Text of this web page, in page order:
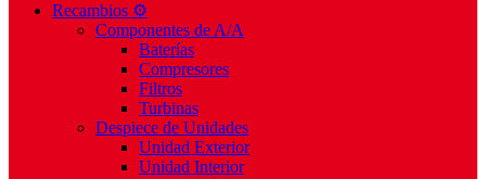
Recambios ⚙️
Componentes de A/A
Baterías
Compresores
Filtros
Turbinas
Despiece de Unidades
Unidad Exterior
Unidad Interior